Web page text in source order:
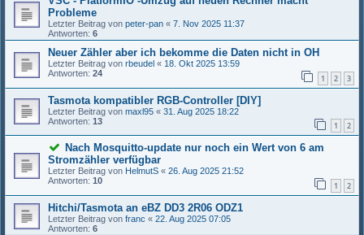
Probleme
Letzter Beitrag von peter-pan « 7. Nov 2025 11:37
Antworten: 6
Neuer Zähler aber ich bekomme die Daten nicht in OH
Letzter Beitrag von rbeudel « 18. Okt 2025 13:59
Antworten: 24 1 2 3
Tasmota kompatibler RGB-Controller [DIY]
Letzter Beitrag von maxl95 « 31. Aug 2025 18:22
Antworten: 13 1 2
Nach Mosquitto-update nur noch ein Wert von 6 am
Stromzähler verfügbar
Letzter Beitrag von HelmutS « 26. Aug 2025 21:52
Antworten: 10 1 2
Hitchi/Tasmota an eBZ DD3 2R06 ODZ1
Letzter Beitrag von franc « 22. Aug 2025 07:05
Antworten: 6